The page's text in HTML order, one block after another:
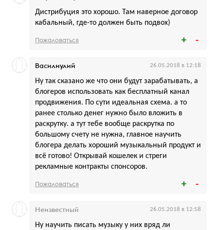
Дистрибуция это хорошо. Там наверное договор
кабальный, где-то должен быть подвох)
Пожаловаться
Ну так сказано же что они будут зарабатывать, а
блогеров использовать как бесплатный канал
продвижения. По сути идеальная схема. а то
ранее столько денег нужно было вложить в
раскрутку. а тут тебе вообще раскрутка по
большому счету не нужна, главное научить
блогера делать хороший музыкальный продукт и
всё готово! Открывай кошелек и стреги
рекламные контракты спонсоров.
Василиулий 26.05.2018 в 12:18
Пожаловаться
Ну научить писать музыку у них вряд ли
Неизвестный 26.05.2018 в 12:58